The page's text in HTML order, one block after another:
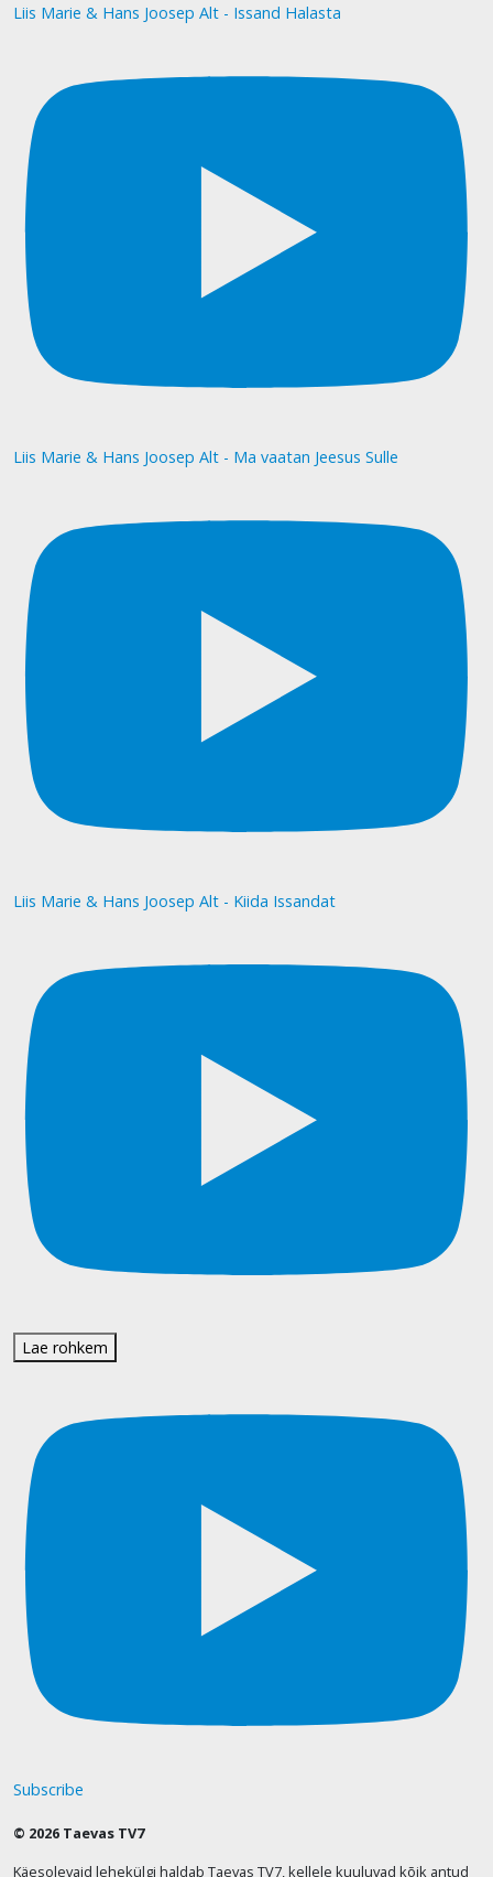
Liis Marie & Hans Joosep Alt - Issand Halasta
Liis Marie & Hans Joosep Alt - Ma vaatan Jeesus Sulle
Liis Marie & Hans Joosep Alt - Kiida Issandat
Lae rohkem
Subscribe
© 2026 Taevas TV7
Käesolevaid lehekülgi haldab Taevas TV7, kellele kuuluvad kõik antud